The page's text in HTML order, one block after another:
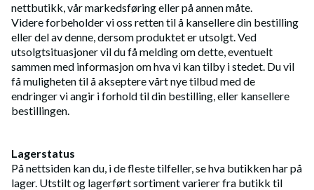
nettbutikk, vår markedsføring eller på annen måte.
Videre forbeholder vi oss retten til å kansellere din bestilling
eller del av denne, dersom produktet er utsolgt. Ved
utsolgtsituasjoner vil du få melding om dette, eventuelt
sammen med informasjon om hva vi kan tilby i stedet. Du vil
få muligheten til å akseptere vårt nye tilbud med de
endringer vi angir i forhold til din bestilling, eller kansellere
bestillingen.
Lagerstatus
På nettsiden kan du, i de fleste tilfeller, se hva butikken har på
lager. Utstilt og lagerført sortiment varierer fra butikk til